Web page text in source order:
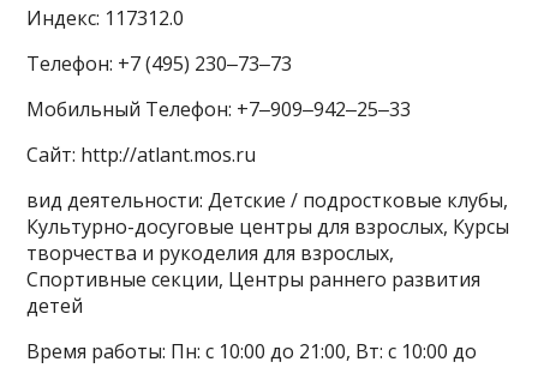
Индекс: 117312.0
Телефон: +7 (495) 230‒73‒73
Мобильный Телефон: +7‒909‒942‒25‒33
Сайт: http://atlant.mos.ru
вид деятельности: Детские / подростковые клубы,
Культурно-досуговые центры для взрослых, Курсы
творчества и рукоделия для взрослых,
Спортивные секции, Центры раннего развития
детей
Время работы: Пн: с 10:00 до 21:00, Вт: с 10:00 до